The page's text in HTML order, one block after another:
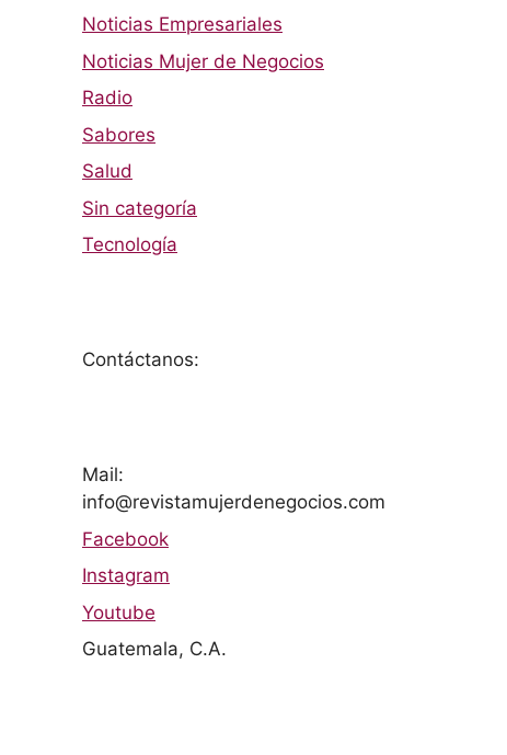
Noticias Empresariales
Noticias Mujer de Negocios
Radio
Sabores
Salud
Sin categoría
Tecnología
Contáctanos:
Mail:
info@revistamujerdenegocios.com
Facebook
Instagram
Youtube
Guatemala, C.A.